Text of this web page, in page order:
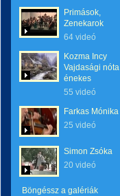
Primások,
Zenekarok
64 videó
Kozma Incy
Vajdasági nóta
énekes
55 videó
Farkas Mónika
25 videó
Simon Zsóka
20 videó
Böngéssz a galériák